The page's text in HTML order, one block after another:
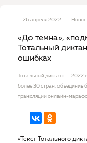
26 апреля 2022
«До темна»,
Тотальный
ошибках
Тотальный диктант — 2022
более 30 стран, объединив
трансляции онлайн-
«Текст Тотального